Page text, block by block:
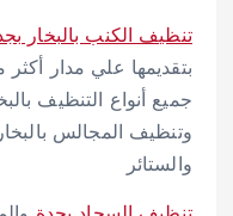
تنظيف الكنب بالبخار
بتقديمها علي مدار
جميع أنواع التنظيف
وتنظيف المجالس
والستائر